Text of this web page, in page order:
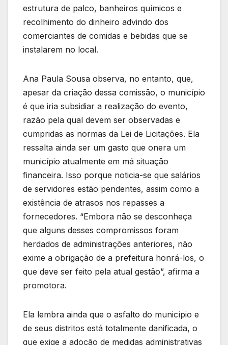
estrutura de palco, banheiros químicos e
recolhimento do dinheiro advindo dos
comerciantes de comidas e bebidas que se
instalarem no local.
Ana Paula Sousa observa, no entanto, que,
apesar da criação dessa comissão, o município
é que iria subsidiar a realização do evento,
razão pela qual devem ser observadas e
cumpridas as normas da Lei de Licitações. Ela
ressalta ainda ser um gasto que onera um
município atualmente em má situação
financeira. Isso porque noticia-se que salários
de servidores estão pendentes, assim como a
existência de atrasos nos repasses a
fornecedores. “Embora não se desconheça
que alguns desses compromissos foram
herdados de administrações anteriores, não
exime a obrigação de a prefeitura honrá-los, o
que deve ser feito pela atual gestão”, afirma a
promotora.
Ela lembra ainda que o asfalto do município e
de seus distritos está totalmente danificada, o
que exige a adoção de medidas administrativas